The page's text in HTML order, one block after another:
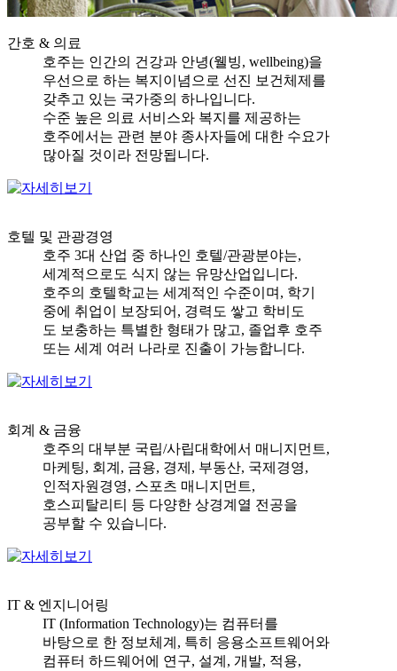
간호 & 의료
호주는 인간의 건강과 안녕(웰빙, wellbeing)을
우선으로 하는 복지이념으로 선진 보건체제를
갖추고 있는 국가중의 하나입니다.
수준 높은 의료 서비스와 복지를 제공하는
호주에서는 관련 분야 종사자들에 대한 수요가
많아질 것이라 전망됩니다.
호텔 및 관광경영
호주 3대 산업 중 하나인 호텔/관광분야는,
세계적으로도 식지 않는 유망산업입니다.
호주의 호텔학교는 세계적인 수준이며, 학기
중에 취업이 보장되어, 경력도 쌓고 학비도
도 보충하는 특별한 형태가 많고, 졸업후 호주
또는 세계 여러 나라로 진출이 가능합니다.
회계 & 금융
호주의 대부분 국립/사립대학에서 매니지먼트,
마케팅, 회계, 금용, 경제, 부동산, 국제경영,
인적자원경영, 스포츠 매니지먼트,
호스피탈리티 등 다양한 상경계열 전공을
공부할 수 있습니다.
IT & 엔지니어링
IT (Information Technology)는 컴퓨터를
바탕으로 한 정보체계, 특히 응용소프트웨어와
컴퓨터 하드웨어에 연구, 설계, 개발, 적용,